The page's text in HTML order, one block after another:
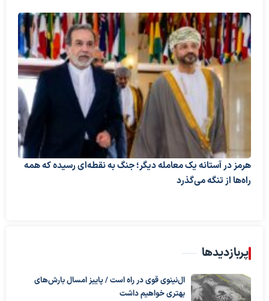
هرمز در آستانه یک معامله دیگر؛ جنگ به نقطه‌ای رسیده که همه
راه‌ها از تنگه می‌گذرد
پربازدیدها
ال‌نینوی قوی در راه است / پاییز امسال بارش‌های
بهتری خواهیم داشت